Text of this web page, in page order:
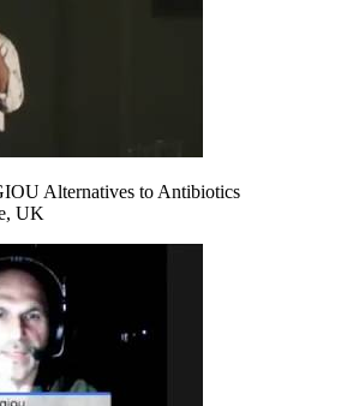
Alternatives to Antibiotics
UK